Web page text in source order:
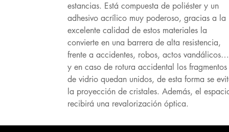
estancias. Está compuesta de poliéster y un
adhesivo acrílico muy poderoso, gracias a la
excelente calidad de estos materiales la
convierte en una barrera de alta resistencia,
frente a accidentes, robos, actos vandálicos…
y en caso de rotura accidental los fragmentos
de vidrio quedan unidos, de esta forma se
la proyección de cristales. Además, el
recibirá una revalorización óptica.